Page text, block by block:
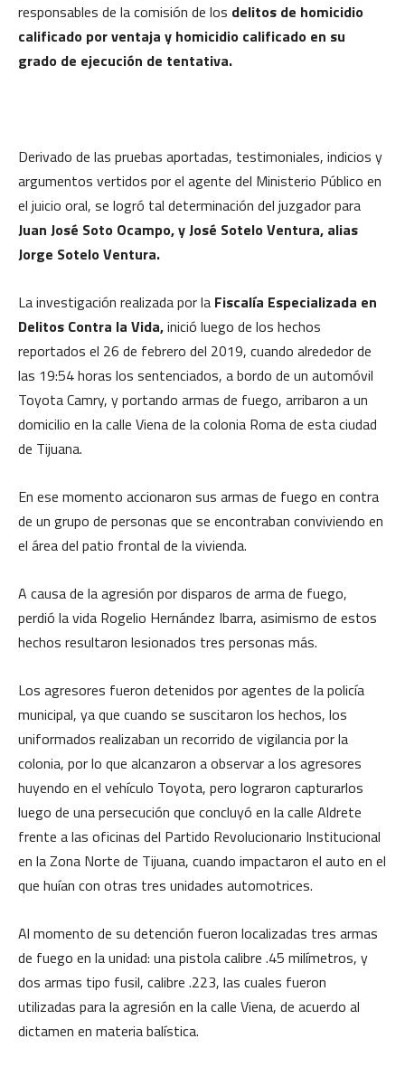
responsables de la comisión de los delitos de homicidio
calificado por ventaja y homicidio calificado en su
grado de ejecución de tentativa.
Derivado de las pruebas aportadas, testimoniales, indicios y
argumentos vertidos por el agente del Ministerio Público en
el juicio oral, se logró tal determinación del juzgador para
Juan José Soto Ocampo, y José Sotelo Ventura, alias
Jorge Sotelo Ventura.
La investigación realizada por la Fiscalía Especializada en
Delitos Contra la Vida,inició luego de los hechos
reportados el 26 de febrero del 2019, cuando alrededor de
las 19:54 horas los sentenciados, a bordo de un automóvil
Toyota Camry, y portando armas de fuego, arribaron a un
domicilio en la calle Viena de la colonia Roma de esta ciudad
de Tijuana.
En ese momento accionaron sus armas de fuego en contra
de un grupo de personas que se encontraban conviviendo en
el área del patio frontal de la vivienda.
A causa de la agresión por disparos de arma de fuego,
perdió la vida Rogelio Hernández Ibarra, asimismo de estos
hechos resultaron lesionados tres personas más.
Los agresores fueron detenidos por agentes de la policía
municipal, ya que cuando se suscitaron los hechos, los
uniformados realizaban un recorrido de vigilancia por la
colonia, por lo que alcanzaron a observar a los agresores
huyendo en el vehículo Toyota, pero lograron capturarlos
luego de una persecución que concluyó en la calle Aldrete
frente a las oficinas del Partido Revolucionario Institucional
en la Zona Norte de Tijuana, cuando impactaron el auto en el
que huían con otras tres unidades automotrices.
Al momento de su detención fueron localizadas tres armas
de fuego en la unidad: una pistola calibre .45 milímetros, y
dos armas tipo fusil, calibre .223, las cuales fueron
utilizadas para la agresión en la calle Viena, de acuerdo al
dictamen en materia balística.